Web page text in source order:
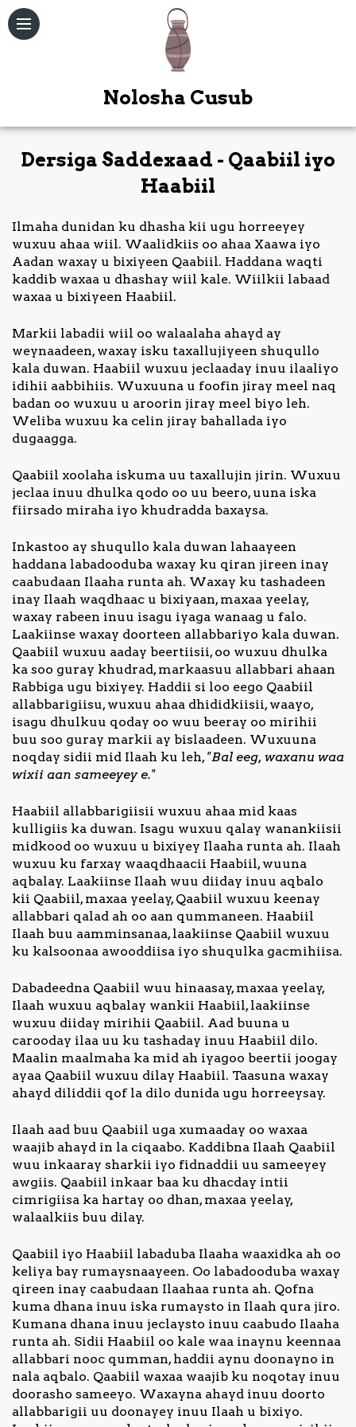
Muuqal
Kitaabka
Quduuska
Ah
Bogag
Kale
Nagala
soo
xiriir
Nolosha Cusub
Dersiga Saddexaad - Qaabiil iyo
Haabiil
Ilmaha dunidan ku dhasha kii ugu horreeyey
wuxuu ahaa wiil. Waalidkiis oo ahaa Xaawa iyo
Aadan waxay u bixiyeen Qaabiil. Haddana waqti
kaddib waxaa u dhashay wiil kale. Wiilkii labaad
waxaa u bixiyeen Haabiil.
Markii labadii wiil oo walaalaha ahayd ay
weynaadeen, waxay isku taxallujiyeen shuqullo
kala duwan. Haabiil wuxuu jeclaaday inuu ilaaliyo
idihii aabbihiis. Wuxuuna u foofin jiray meel naq
badan oo wuxuu u aroorin jiray meel biyo leh.
Weliba wuxuu ka celin jiray bahallada iyo
dugaagga.
Qaabiil xoolaha iskuma uu taxallujin jirin. Wuxuu
jeclaa inuu dhulka qodo oo uu beero, uuna iska
fiirsado miraha iyo khudradda baxaysa.
Inkastoo ay shuqullo kala duwan lahaayeen
haddana labadooduba waxay ku qiran jireen inay
caabudaan Ilaaha runta ah. Waxay ku tashadeen
inay Ilaah waqdhaac u bixiyaan, maxaa yeelay,
waxay rabeen inuu isagu iyaga wanaag u falo.
Laakiinse waxay doorteen allabbariyo kala duwan.
Qaabiil wuxuu aaday beertiisii, oo wuxuu dhulka
ka soo guray khudrad, markaasuu allabbari ahaan
Rabbiga ugu bixiyey. Haddii si loo eego Qaabiil
allabbarigiisu, wuxuu ahaa dhididkiisii, waayo,
isagu dhulkuu qoday oo wuu beeray oo mirihii
buu soo guray markii ay bislaadeen. Wuxuuna
noqday sidii mid Ilaah ku leh,"Bal eeg, waxanu waa
wixii aan sameeyey e."
Haabiil allabbarigiisii wuxuu ahaa mid kaas
kulligiis ka duwan. Isagu wuxuu qalay wanankiisii
midkood oo wuxuu u bixiyey Ilaaha runta ah. Ilaah
wuxuu ku farxay waaqdhaacii Haabiil, wuuna
aqbalay. Laakiinse Ilaah wuu diiday inuu aqbalo
kii Qaabiil, maxaa yeelay, Qaabiil wuxuu keenay
allabbari qalad ah oo aan qummaneen. Haabiil
Ilaah buu aamminsanaa, laakiinse Qaabiil wuxuu
ku kalsoonaa awooddiisa iyo shuqulka gacmihiisa.
Dabadeedna Qaabiil wuu hinaasay, maxaa yeelay,
Ilaah wuxuu aqbalay wankii Haabiil, laakiinse
wuxuu diiday mirihii Qaabiil. Aad buuna u
carooday ilaa uu ku tashaday inuu Haabiil dilo.
Maalin maalmaha ka mid ah iyagoo beertii joogay
ayaa Qaabiil wuxuu dilay Haabiil. Taasuna waxay
ahayd diliddii qof la dilo dunida ugu horreeysay.
Ilaah aad buu Qaabiil uga xumaaday oo waxaa
waajib ahayd in la ciqaabo. Kaddibna Ilaah Qaabiil
wuu inkaaray sharkii iyo fidnaddii uu sameeyey
awgiis. Qaabiil inkaar baa ku dhacday intii
cimrigiisa ka hartay oo dhan, maxaa yeelay,
walaalkiis buu dilay.
Qaabiil iyo Haabiil labaduba Ilaaha waaxidka ah oo
keliya bay rumaysnaayeen. Oo labadooduba waxay
qireen inay caabudaan Ilaahaa runta ah. Qofna
kuma dhana inuu iska rumaysto in Ilaah qura jiro.
Kumana dhana inuu jeclaysto inuu caabudo Ilaaha
runta ah. Sidii Haabiil oo kale waa inaynu keennaa
allabbari nooc qumman, haddii aynu doonayno in
nala aqbalo. Qaabiil waxaa waajib ku noqotay inuu
doorasho sameeyo. Waxayna ahayd inuu doorto
allabbarigii uu doonayey inuu Ilaah u bixiyo.